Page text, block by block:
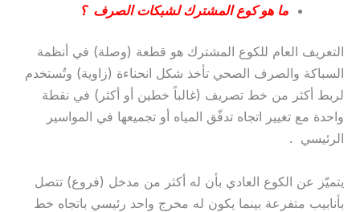
ما هو كوع المشترك لشبكات الصرف ؟
التعريف العام للكوع المشترك هو قطعة (وصلة) في أنظمة
السباكة والصرف الصحي تأخذ شكل انحناءة (زاوية) وتُستخدم
لربط أكثر من خط تصريف (غالباً خطين أو أكثر) في نقطة
واحدة مع تغيير اتجاه تدفّق المياه أو تجميعها في المواسير
الرئيسي .
يتميّز عن الكوع العادي بأن له أكثر من مدخل (فروع) تتصل
بأنابيب متفرعة بينما يكون له مخرج واحد رئيسي باتجاه خط